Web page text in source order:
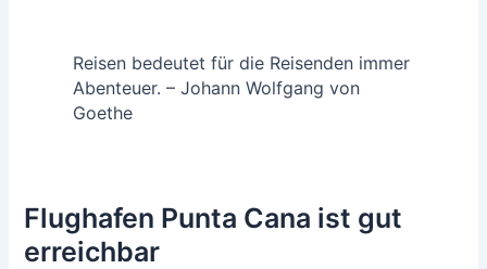
Reisen bedeutet für die Reisenden immer
Abenteuer. – Johann Wolfgang von
Goethe
Flughafen Punta Cana ist gut
erreichbar